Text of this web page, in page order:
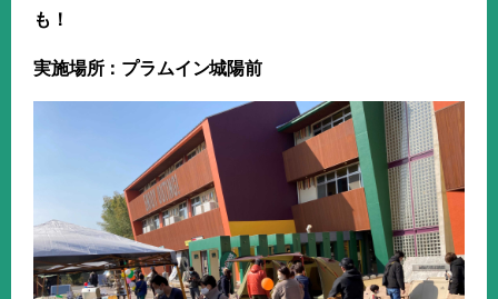
も！
実施場所：プラムイン城陽前